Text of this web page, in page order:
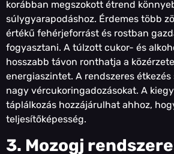
korábban megszokott étrend
súlygyarapodáshoz. Érdemes több
értékű fehérjeforrást és rostban
fogyasztani. A túlzott cukor- és
hosszabb távon ronthatja a
energiaszintet. A rendszeres
nagy vércukoringadozásokat. A
táplálkozás hozzájárulhat ahhoz,
teljesítőképesség.
3. Mozogj